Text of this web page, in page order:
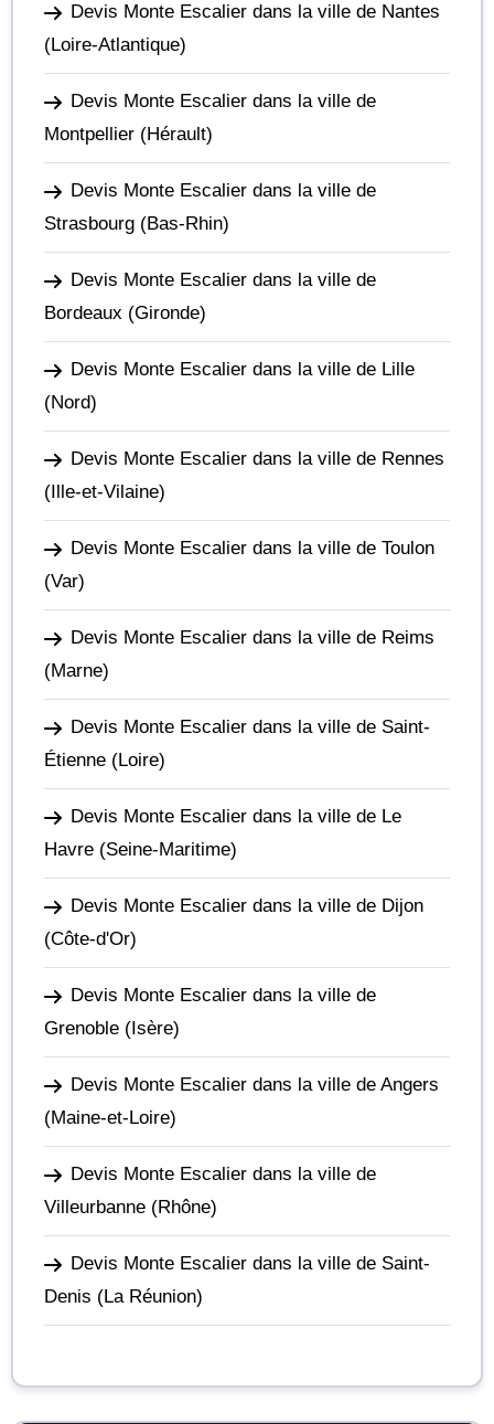
Devis Monte Escalier dans la ville de Nantes
(Loire-Atlantique)
Devis Monte Escalier dans la ville de
Montpellier (Hérault)
Devis Monte Escalier dans la ville de
Strasbourg (Bas-Rhin)
Devis Monte Escalier dans la ville de
Bordeaux (Gironde)
Devis Monte Escalier dans la ville de Lille
(Nord)
Devis Monte Escalier dans la ville de Rennes
(Ille-et-Vilaine)
Devis Monte Escalier dans la ville de Toulon
(Var)
Devis Monte Escalier dans la ville de Reims
(Marne)
Devis Monte Escalier dans la ville de Saint-
Étienne (Loire)
Devis Monte Escalier dans la ville de Le
Havre (Seine-Maritime)
Devis Monte Escalier dans la ville de Dijon
(Côte-d'Or)
Devis Monte Escalier dans la ville de
Grenoble (Isère)
Devis Monte Escalier dans la ville de Angers
(Maine-et-Loire)
Devis Monte Escalier dans la ville de
Villeurbanne (Rhône)
Devis Monte Escalier dans la ville de Saint-
Denis (La Réunion)